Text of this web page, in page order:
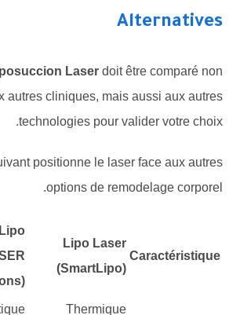
Alternatives
Liposuccion Laserdoit être comparé non
autres cliniques, mais aussi aux autres
technologies pour valider votre choix.
suivant positionne le laser face aux autres
options de remodelage corporel.
Caractéristique
Lipo Laser
(SmartLipo)
Lipo
Thermique